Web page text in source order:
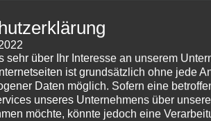
die Gesangsklasse von Ursula Bauer
Uhr in die Promotionsaula Trier einlädt.
mit Liedern, Arien und Chören aus
solistisch oder im Ensemble,
Einblicke in die zahlreichen Facetten
sehr über Ihr Interesse an unserem
ist grundsätzlich ohne jede
Daten möglich. Sofern eine
unseres Unternehmens über
möchte, könnte jedoch eine